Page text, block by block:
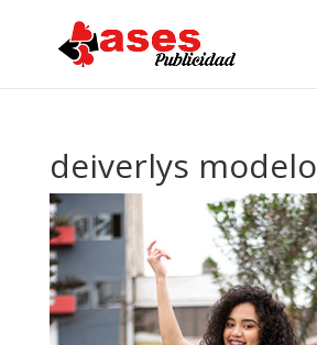
deiverlys modelo